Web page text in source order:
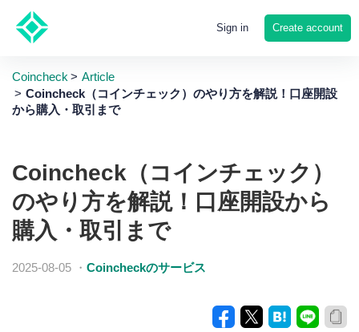
Sign in Create account
Coincheck
Article
Coincheck（コインチェック）のやり方を解説！口座開設
から購入・取引まで
Coincheck（コインチェック）
のやり方を解説！口座開設から
購入・取引まで
2025-08-05 ・ Coincheckのサービス